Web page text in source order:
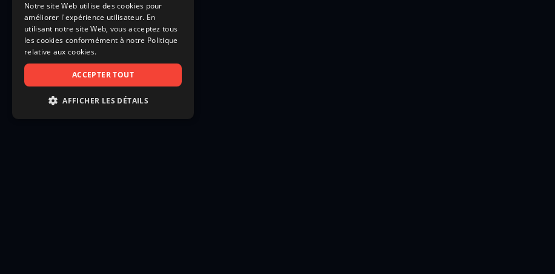
Notre site Web utilise des cookies pour
améliorer l'expérience utilisateur. En
utilisant notre site Web, vous acceptez tous
les cookies conformément à notre Politique
relative aux cookies.
ACCEPTER TOUT
AFFICHER LES DÉTAILS